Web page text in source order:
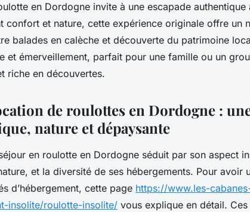
en Dordogne invite à une escapade
confort et nature, cette expérience originale offre un
balades en calèche et découverte du patrimoine
et émerveillement, parfait pour une famille ou un
riche en découvertes.
de roulottes en Dordogne :
nature et dépaysante
en roulotte en Dordogne séduit par son aspect
et la diversité de ses hébergements. Pour avoir
d’hébergement, cette page https://www.les-
insolite/roulotte-insolite/ vous explique en détail.